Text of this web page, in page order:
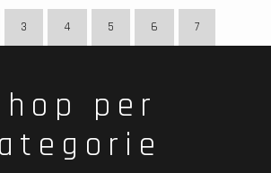
3 4 5 6 7
per